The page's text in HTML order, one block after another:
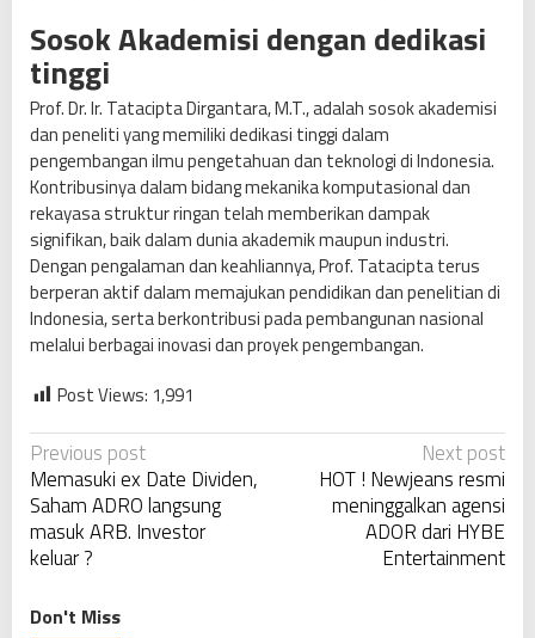
Sosok Akademisi dengan dedikasi
tinggi
Prof. Dr. Ir. Tatacipta Dirgantara, M.T., adalah sosok akademisi
dan peneliti yang memiliki dedikasi tinggi dalam
pengembangan ilmu pengetahuan dan teknologi di Indonesia.
Kontribusinya dalam bidang mekanika komputasional dan
rekayasa struktur ringan telah memberikan dampak
signifikan, baik dalam dunia akademik maupun industri.
Dengan pengalaman dan keahliannya, Prof. Tatacipta terus
berperan aktif dalam memajukan pendidikan dan penelitian di
Indonesia, serta berkontribusi pada pembangunan nasional
melalui berbagai inovasi dan proyek pengembangan.
Post Views: 1,991
P
o
s
t
a
Previous post
Memasuki ex Date Dividen,
Saham ADRO langsung
masuk ARB. Investor
keluar ?
Next post
HOT ! Newjeans resmi
meninggalkan agensi
ADOR dari HYBE
Entertainment
Don't Miss